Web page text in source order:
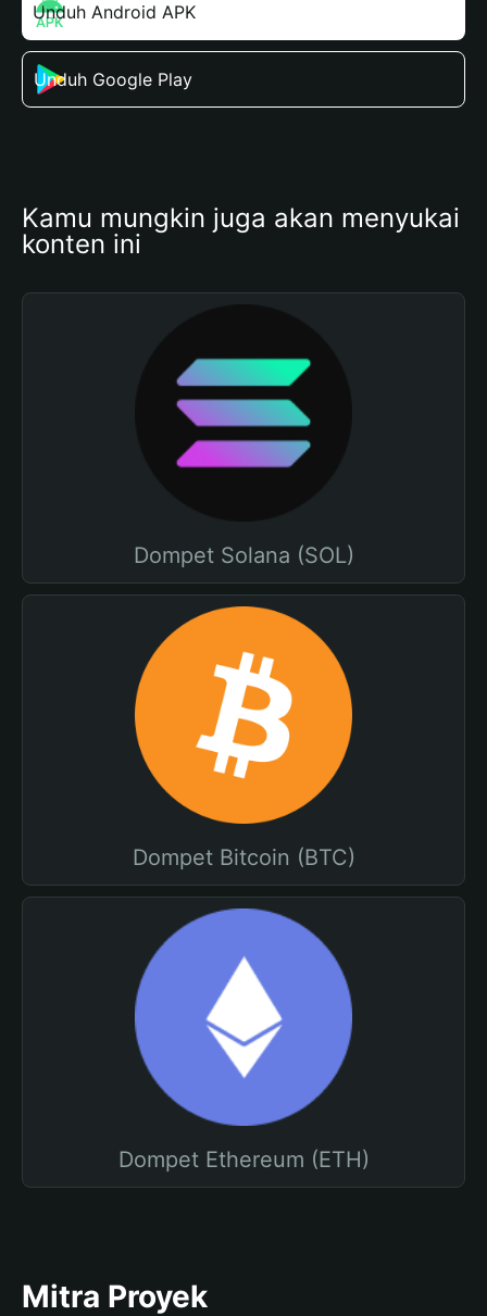
Unduh Android APK
Unduh Google Play
Kamu mungkin juga akan menyukai
konten ini
Dompet Solana (SOL)
Dompet Bitcoin (BTC)
Dompet Ethereum (ETH)
Mitra Proyek